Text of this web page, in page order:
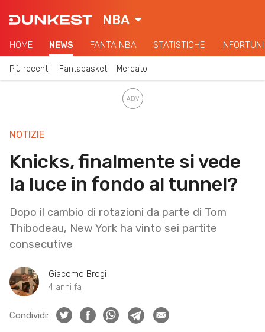
NBA
HOME NEWS FANTA NBA STATISTICHE INFORTUNI
Più recenti Fantabasket Mercato
NOTIZIE
Knicks, finalmente si vede
la luce in fondo al tunnel?
Dopo il cambio di rotazioni da parte di Tom
Thibodeau, New York ha vinto sei partite
consecutive
Giacomo Brogi
4 anni fa
Condividi: